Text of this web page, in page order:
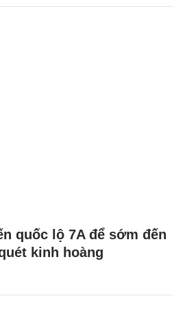
quốc lộ 7A để sớm đến
kinh hoàng